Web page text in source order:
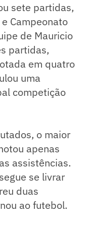
sete partidas,
Campeonato
de Mauricio
partidas,
em quatro
uma
competição
o maior
apenas
assistências.
se livrar
duas
ao futebol.